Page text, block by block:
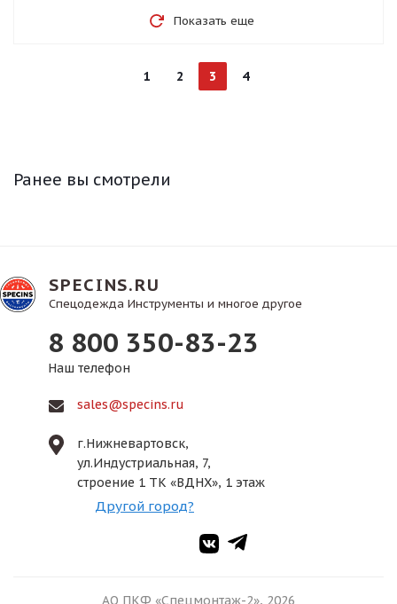
Показать еще
1 2 3 4
Ранее вы смотрели
SPECINS.RU
Спецодежда Инструменты и многое другое
8 800 350-83-23
Наш телефон
sales@specins.ru
г.Нижневартовск,
ул.Индустриальная, 7,
строение 1 ТК «ВДНХ», 1 этаж
Другой город?
АО ПКФ «Спецмонтаж-2», 2026